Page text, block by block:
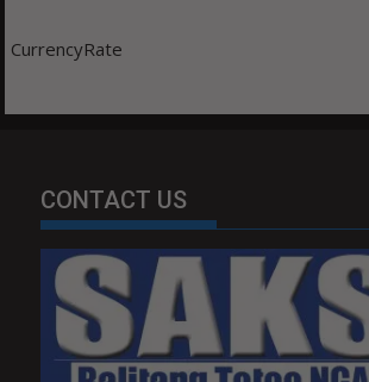
CurrencyRate
CONTACT US